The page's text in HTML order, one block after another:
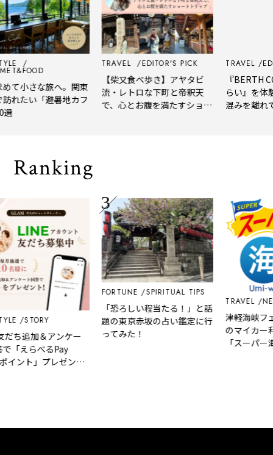
さな旅へ。関東
い「避暑地カフ
TRAVEL EDITOR'S PICK
【柴又食べ歩き】アヤタビ
流・レトロな下町と帝釈天
で、心とお腹を満たすショー
TRAVEL
『BERTH
らい』を体験レ
混みを離れて深
Ranking
STORY
加＆アンケー
らべるPay
ト」プレゼント
FORTUNE SPIRITUAL TIPS
「恐ろしい程当たる！」と話
題の東京赤坂の占い鑑定に行
ってみた！
TRAVEL NEWS
津軽海峡フェリ
のマイカー利用
「スーパー海割